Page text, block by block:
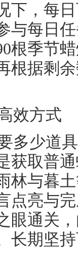
下，每
与每日
根季节
根据剩
效方式
多少道
获取普
林与暮
点亮与
眼通关
长期坚